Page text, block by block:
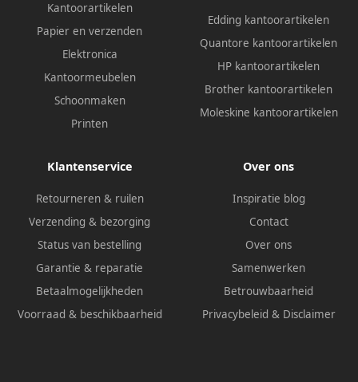
Kantoorartikelen
Papier en verzenden
Elektronica
Kantoormeubelen
Schoonmaken
Printen
Edding kantoorartikelen
Quantore kantoorartikelen
HP kantoorartikelen
Brother kantoorartikelen
Moleskine kantoorartikelen
Klantenservice
Retourneren & ruilen
Verzending & bezorging
Status van bestelling
Garantie & reparatie
Betaalmogelijkheden
Voorraad & beschikbaarheid
Over ons
Inspiratie blog
Contact
Over ons
Samenwerken
Betrouwbaarheid
Privacybeleid & Disclaimer